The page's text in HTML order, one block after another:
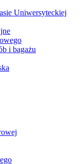
Uniwersyteckiej
i bagażu